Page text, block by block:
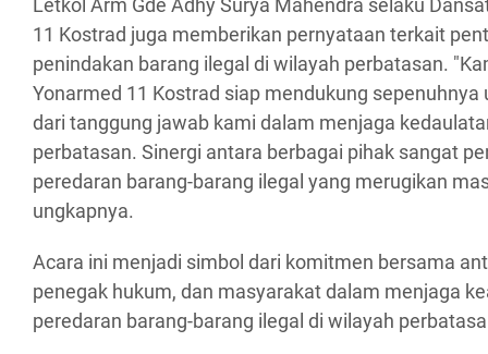
11 Kostrad juga memberikan pernyataan terkait
penindakan barang ilegal di wilayah perbatasan.
Yonarmed 11 Kostrad siap mendukung sepenuhnya
dari tanggung jawab kami dalam menjaga
perbatasan. Sinergi antara berbagai pihak sangat
peredaran barang-barang ilegal yang merugikan
ungkapnya.
Acara ini menjadi simbol dari komitmen bersama
penegak hukum, dan masyarakat dalam menjaga
peredaran barang-barang ilegal di wilayah